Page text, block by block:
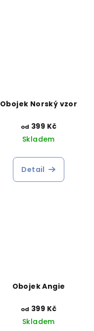
Obojek Norský vzor
od 399 Kč
Skladem
Detail
Obojek Angie
od 399 Kč
Skladem